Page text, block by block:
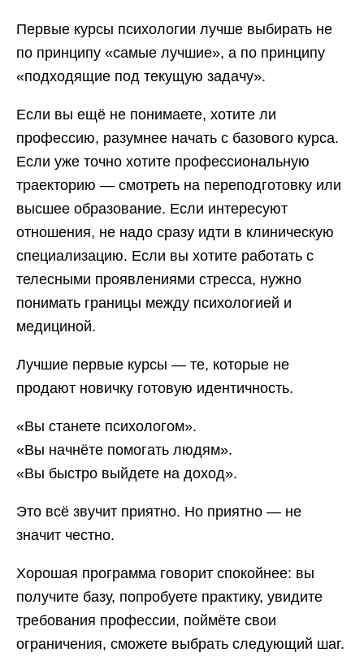
Первые курсы психологии лучше выбирать не
по принципу «самые лучшие», а по принципу
«подходящие под текущую задачу».
Если вы ещё не понимаете, хотите ли
профессию, разумнее начать с базового курса.
Если уже точно хотите профессиональную
траекторию — смотреть на переподготовку или
высшее образование. Если интересуют
отношения, не надо сразу идти в клиническую
специализацию. Если вы хотите работать с
телесными проявлениями стресса, нужно
понимать границы между психологией и
медициной.
Лучшие первые курсы — те, которые не
продают новичку готовую идентичность.
«Вы станете психологом».
«Вы начнёте помогать людям».
«Вы быстро выйдете на доход».
Это всё звучит приятно. Но приятно — не
значит честно.
Хорошая программа говорит спокойнее: вы
получите базу, попробуете практику, увидите
требования профессии, поймёте свои
ограничения, сможете выбрать следующий шаг.